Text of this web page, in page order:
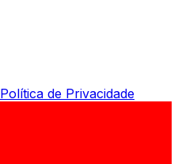
Política de Privacidade